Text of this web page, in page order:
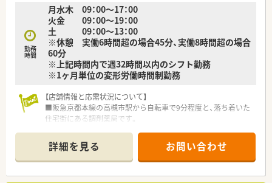
勤務
時間
月水木 09：00～17：00
火金 09：00～19：00
土 09：00～13：00
※休憩 実働6時間超の場合45分、実働8時間超の場合
60分
※上記時間内で週32時間以内のシフト勤務
※1ヶ月単位の変形労働時間制勤務
【店舗情報と応需状況について】
■阪急京都本線の高槻市駅から自転車で9分程度と、落ち着いた
住宅街にある調剤薬局です。
理のない範囲で対応しています。
■1日の処方箋枚数は10枚から20枚程度と非常に少なく、ゆった
りとした環境で業務に取り組めます。
詳細を見る お問い合わせ